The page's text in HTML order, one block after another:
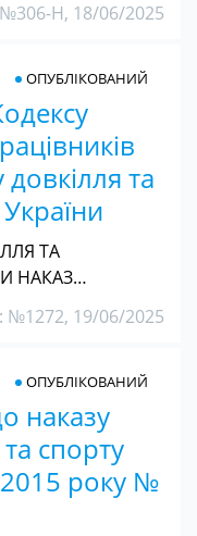
№306-Н, 18/06/2025
довкілля та
ОПУБЛІКОВАНИЙ
ТА
НАКАЗ…
№1272, 19/06/2025
наказу
спорту
2015 року №
ОПУБЛІКОВАНИЙ